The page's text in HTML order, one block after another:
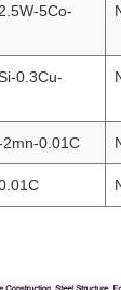
2.5W-5Co-
0.6Si-0.3Cu-
2mn-0.01C
0.01C